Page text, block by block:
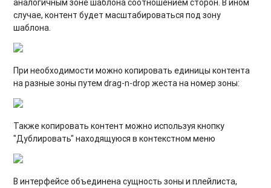
аналогичным зоне шаблона соотношением сторон. В ином
случае, контент будет масштабироваться под зону
шаблона.
При необходимости можно копировать единицы контента
на разные зоны путем drag-n-drop жеста на номер зоны:
Также копировать контент можно используя кнопку
"Дублировать" находящуюся в контекстном меню
В интерфейсе объединена сущность зоны и плейлиста,